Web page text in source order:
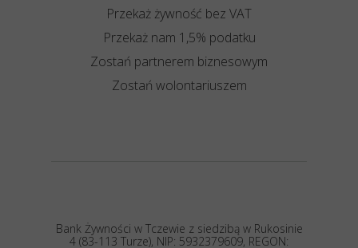
Przekaż żywność bez VAT
Przekaż nam 1,5% podatku
Zostań partnerem biznesowym
Zostań wolontariuszem
Bank Żywności w Tczewie z siedzibą w Rukosinie
4 (83-113 Turze), NIP: 5932379609, REGON: